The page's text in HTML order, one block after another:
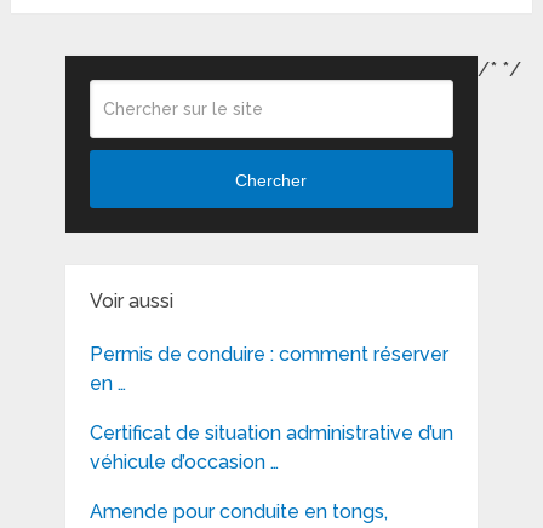
Chercher
Voir aussi
Permis de conduire : comment réserver
en …
Certificat de situation administrative d’un
véhicule d’occasion …
Amende pour conduite en tongs,
/* */